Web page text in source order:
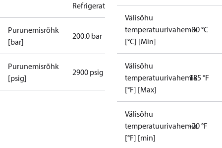
Refrigeration
Purunemisrõhk
[bar]
200.0 bar
Purunemisrõhk
[psig]
2900 psig
Välisõhu
temperatuurivahemik
[°C] [Min]
-30 °C
Välisõhu
temperatuurivahemik
[°F] [Max]
185 °F
Välisõhu
temperatuurivahemik
[°F] [min]
-20 °F